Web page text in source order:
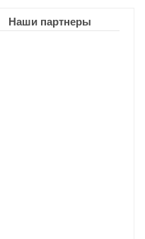
Наши партнеры